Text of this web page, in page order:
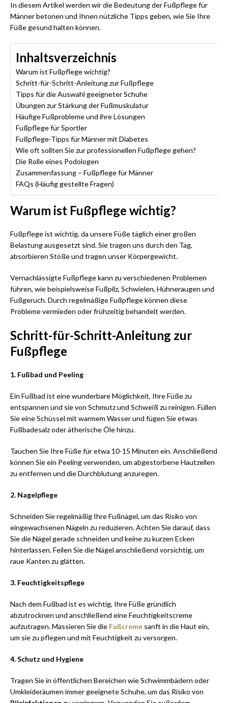
In diesem Artikel werden wir die Bedeutung der Fußpflege für
Männer betonen und Ihnen nützliche Tipps geben, wie Sie Ihre
Füße gesund halten können.
Inhaltsverzeichnis
Warum ist Fußpflege wichtig?
Schritt-für-Schritt-Anleitung zur Fußpflege
Tipps für die Auswahl geeigneter Schuhe
Übungen zur Stärkung der Fußmuskulatur
Häufige Fußprobleme und ihre Lösungen
Fußpflege für Sportler
Fußpflege-Tipps für Männer mit Diabetes
Wie oft sollten Sie zur professionellen Fußpflege gehen?
Die Rolle eines Podologen
Zusammenfassung – Fußpflege für Männer
FAQs (Häufig gestellte Fragen)
Warum ist Fußpflege wichtig?
Fußpflege ist wichtig, da unsere Füße täglich einer großen
Belastung ausgesetzt sind. Sie tragen uns durch den Tag,
absorbieren Stöße und tragen unser Körpergewicht.
Vernachlässigte Fußpflege kann zu verschiedenen Problemen
führen, wie beispielsweise Fußpilz, Schwielen, Hühneraugen und
Fußgeruch. Durch regelmäßige Fußpflege können diese
Probleme vermieden oder frühzeitig behandelt werden.
Schritt-für-Schritt-Anleitung zur
Fußpflege
1. Fußbad und Peeling
Ein Fußbad ist eine wunderbare Möglichkeit, Ihre Füße zu
entspannen und sie von Schmutz und Schweiß zu reinigen. Füllen
Sie eine Schüssel mit warmem Wasser und fügen Sie etwas
Fußbadesalz oder ätherische Öle hinzu.
Tauchen Sie Ihre Füße für etwa 10-15 Minuten ein. Anschließend
können Sie ein Peeling verwenden, um abgestorbene Hautzellen
zu entfernen und die Durchblutung anzuregen.
2. Nagelpflege
Schneiden Sie regelmäßig Ihre Fußnägel, um das Risiko von
eingewachsenen Nägeln zu reduzieren. Achten Sie darauf, dass
Sie die Nägel gerade schneiden und keine zu kurzen Ecken
hinterlassen. Feilen Sie die Nägel anschließend vorsichtig, um
raue Kanten zu glätten.
3. Feuchtigkeitspflege
Nach dem Fußbad ist es wichtig, Ihre Füße gründlich
abzutrocknen und anschließend eine Feuchtigkeitscreme
aufzutragen. Massieren Sie die Fußcreme sanft in die Haut ein,
um sie zu pflegen und mit Feuchtigkeit zu versorgen.
4. Schutz und Hygiene
Tragen Sie in öffentlichen Bereichen wie Schwimmbädern oder
Umkleideräumen immer geeignete Schuhe, um das Risiko von